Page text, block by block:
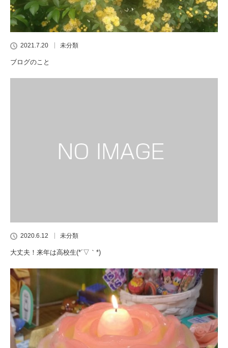
2021.7.20 未分類
ブログのこと
2020.6.12 未分類
大丈夫！来年は高校生(*´▽｀*)